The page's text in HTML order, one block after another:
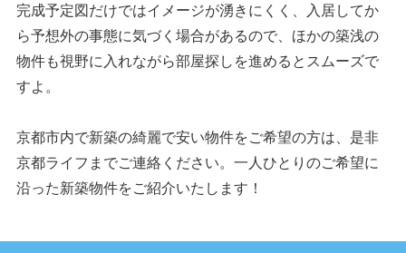
完成予定図だけではイメージが湧きにくく、入居してか
ら予想外の事態に気づく場合があるので、ほかの築浅の
物件も視野に入れながら部屋探しを進めるとスムーズで
すよ。
京都市内で新築の綺麗で安い物件をご希望の方は、是非
京都ライフまでご連絡ください。一人ひとりのご希望に
沿った新築物件をご紹介いたします！